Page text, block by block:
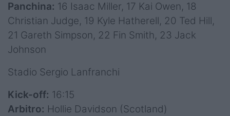
Panchina: 16 Isaac Miller, 17 Kai Owen, 18
Christian Judge, 19 Kyle Hatherell, 20 Ted Hill,
21 Gareth Simpson, 22 Fin Smith, 23 Jack
Johnson
Stadio Sergio Lanfranchi
Kick-off: 16:15
Arbitro: Hollie Davidson (Scotland)